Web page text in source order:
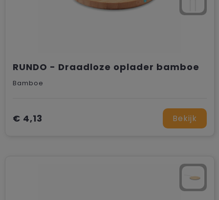
RUNDO - Draadloze oplader bamboe
Bamboe
€ 4,13 Bekijk